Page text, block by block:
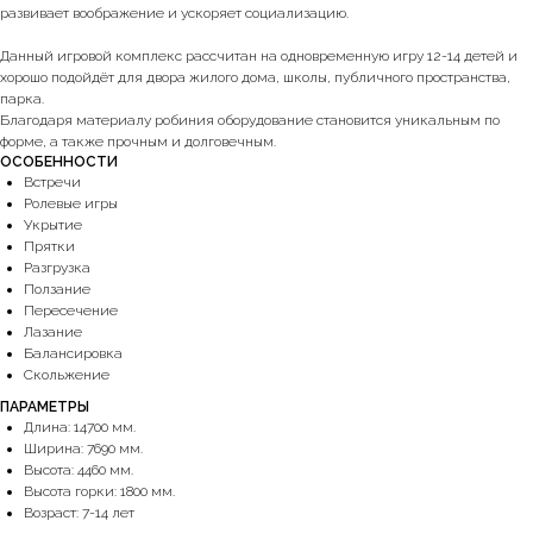
развивает воображение и ускоряет социализацию.
Данный игровой комплекс рассчитан на одновременную игру 12-14 детей и
хорошо подойдёт для двора жилого дома, школы, публичного пространства,
парка.
Благодаря материалу робиния оборудование становится уникальным по
форме, а также прочным и долговечным.
ОСОБЕННОСТИ
Встречи
Ролевые игры
Укрытие
Прятки
Разгрузка
Ползание
Пересечение
Лазание
Балансировка
Скольжение
ПАРАМЕТРЫ
Длина: 14700 мм.
Ширина: 7690 мм.
Высота: 4460 мм.
Высота горки: 1800 мм.
Возраст: 7-14 лет